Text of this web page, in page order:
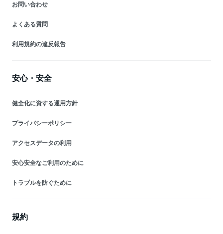
お問い合わせ
よくある質問
利用規約の違反報告
安心・安全
健全化に資する運用方針
プライバシーポリシー
アクセスデータの利用
安心安全なご利用のために
トラブルを防ぐために
規約